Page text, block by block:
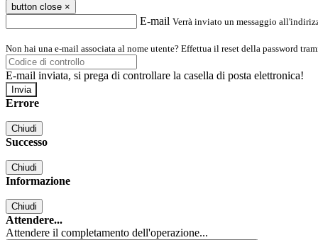
button close ×
E-mail Verrà inviato un messaggio
Non hai una e-mail associata al nome utente? Effettua il reset della password
E-mail inviata, si prega di controllare la casella di posta elettronica!
Errore
Chiudi
Successo
Chiudi
Informazione
Chiudi
Attendere...
Attendere il completamento dell'operazione...